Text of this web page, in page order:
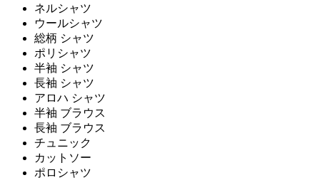
ネルシャツ
ウールシャツ
総柄 シャツ
ポリシャツ
半袖 シャツ
長袖 シャツ
アロハ シャツ
半袖 ブラウス
長袖 ブラウス
チュニック
カットソー
ポロシャツ